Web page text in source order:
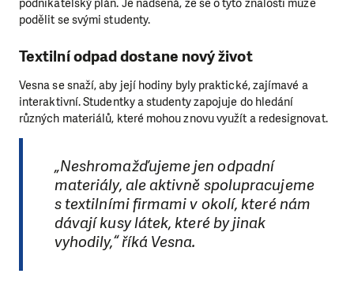
podělit se svými studenty.
Textilní odpad dostane nový život
Vesna se snaží, aby její hodiny byly praktické, zajímavé a
interaktivní. Studentky a studenty zapojuje do hledání
různých materiálů, které mohou znovu využít a redesignovat.
„Neshromažďujeme jen odpadní
materiály, ale aktivně spolupracujeme
s textilními firmami v okolí, které nám
dávají kusy látek, které by jinak
vyhodily,“ říká Vesna.